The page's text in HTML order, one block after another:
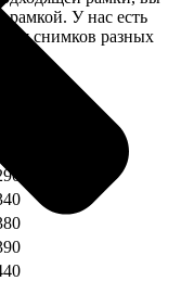
рамкой. У нас есть
снимков разных